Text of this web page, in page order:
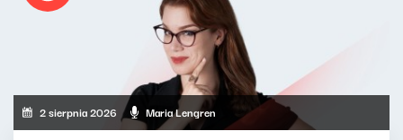
2 sierpnia 2026 Maria Lengren